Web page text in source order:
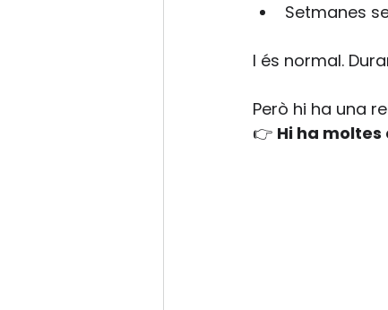
Setmanes
I és normal.
Però hi ha una
👉 Hi ha moltes